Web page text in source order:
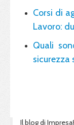
Corsi di
Lavoro:
Quali
sicurezza
Il blog di